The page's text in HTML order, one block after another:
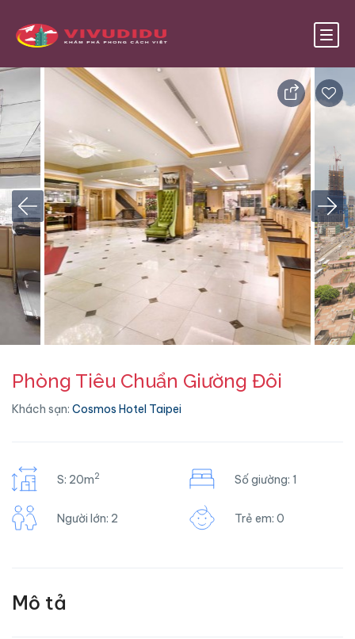
Phòng Tiêu Chuẩn Giường Đôi
Khách sạn: Cosmos Hotel Taipei
S: 20m2 Số giường: 1
Người lớn: 2 Trẻ em: 0
Mô tả